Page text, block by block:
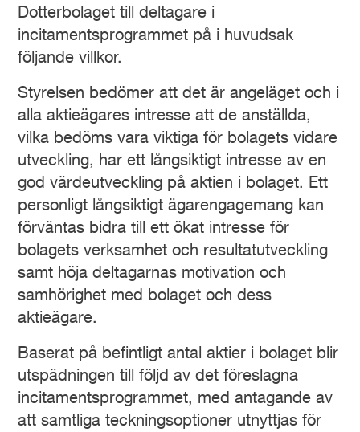
Dotterbolaget till deltagare i
incitamentsprogrammet på i huvudsak
följande villkor.
Styrelsen bedömer att det är angeläget och i
alla aktieägares intresse att de anställda,
vilka bedöms vara viktiga för bolagets vidare
utveckling, har ett långsiktigt intresse av en
god värdeutveckling på aktien i bolaget. Ett
personligt långsiktigt ägarengagemang kan
förväntas bidra till ett ökat intresse för
bolagets verksamhet och resultatutveckling
samt höja deltagarnas motivation och
samhörighet med bolaget och dess
aktieägare.
Baserat på befintligt antal aktier i bolaget blir
utspädningen till följd av det föreslagna
incitamentsprogrammet, med antagande av
att samtliga teckningsoptioner utnyttjas för